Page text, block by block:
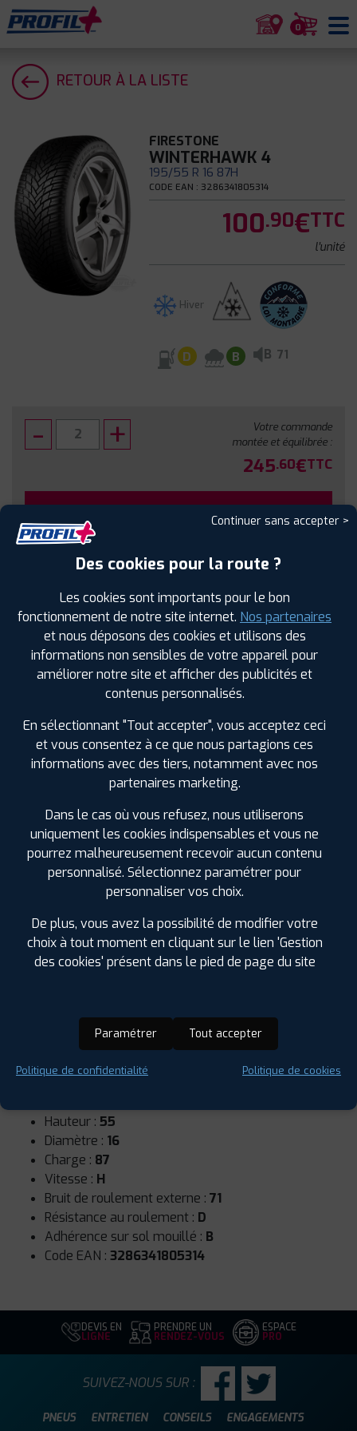
0
RETOUR À LA LISTE
FIRESTONE
WINTERHAWK 4
195/55 R 16 87H
CODE EAN : 3286341805314
100.90€TTC
l'unité
Hiver
D B B 71
Votre commande
montée et équilibrée :
245.60€TTC
Sous réserve de disponibilité en agence
SPÉCIFICATIONS AVIS CLIENTS ÉTIQUETAGE
Saison :
Hiver
Hauteur : 55
Diamètre : 16
Charge : 87
Vitesse : H
Bruit de roulement externe : 71
Résistance au roulement : D
Adhérence sur sol mouillé : B
Code EAN : 3286341805314
DEVIS EN
LIGNE
PRENDRE UN
RENDEZ-VOUS
ESPACE
PRO
PNEUS ENTRETIEN CONSEILS ENGAGEMENTS
SUIVEZ-NOUS SUR :
Continuer sans accepter >
Des cookies pour la route ?
Les cookies sont importants pour le bon
fonctionnement de notre site internet. Nos partenaires
et nous déposons des cookies et utilisons des
informations non sensibles de votre appareil pour
améliorer notre site et afficher des publicités et
contenus personnalisés.
En sélectionnant "Tout accepter", vous acceptez ceci
et vous consentez à ce que nous partagions ces
informations avec des tiers, notamment avec nos
partenaires marketing.
Dans le cas où vous refusez, nous utiliserons
uniquement les cookies indispensables et vous ne
pourrez malheureusement recevoir aucun contenu
personnalisé. Sélectionnez paramétrer pour
personnaliser vos choix.
De plus, vous avez la possibilité de modifier votre
choix à tout moment en cliquant sur le lien 'Gestion
des cookies' présent dans le pied de page du site
Paramétrer Tout accepter
Politique de confidentialité Politique de cookies